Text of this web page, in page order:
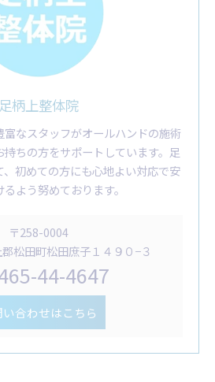
足柄上整体院
なスタッフがオールハンドの施術
ちの方をサポートしています。足
初めての方にも心地よい対応で安
よう努めております。
〒258-0004
松田町松田庶子１４９０−３
44-4647
い合わせはこちら